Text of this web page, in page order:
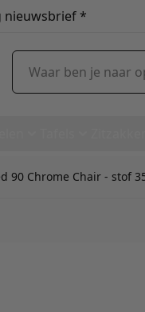
nieuwsbrief *
Waar ben je naar op
90 Chrome Chair - stof
Cubed 90